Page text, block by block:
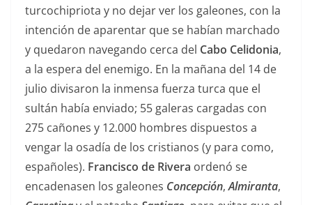
turcochipriota y no dejar ver los galeones, con la
intención de aparentar que se habían marchado
y quedaron navegando cerca del Cabo Celidonia,
a la espera del enemigo. En la mañana del 14 de
julio divisaron la inmensa fuerza turca que el
sultán había enviado; 55 galeras cargadas con
275 cañones y 12.000 hombres dispuestos a
vengar la osadía de los cristianos (y para como,
españoles). Francisco de Rivera ordenó se
encadenasen los galeones Concepción,Almiranta,